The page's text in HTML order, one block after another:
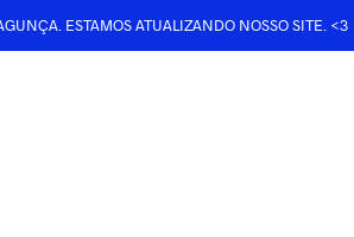
ESTAMOS ATUALIZANDO NOSSO SITE. <3